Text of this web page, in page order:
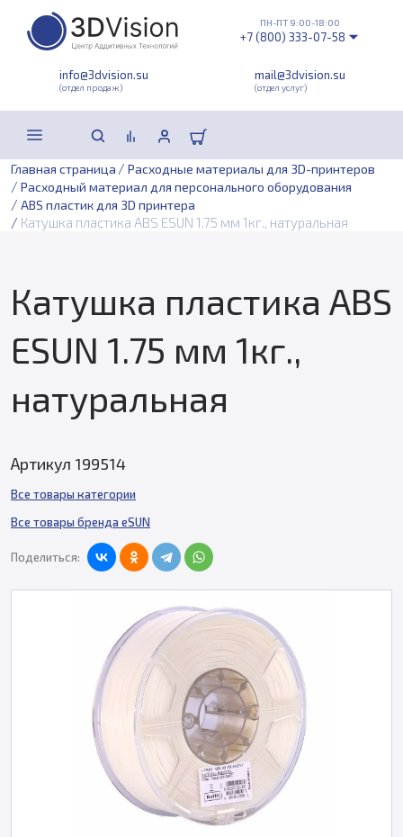
info@3dvision.su
(отдел продаж)
mail@3dvision.su
(отдел услуг)
ПН-ПТ 9:00-18:00
+7 (800) 333-07-58
Главная страница / Расходные материалы для 3D-принтеров
/ Расходный материал для персонального оборудования
/ ABS пластик для 3D принтера
/ Катушка пластика ABS ESUN 1.75 мм 1кг., натуральная
Катушка пластика ABS
ESUN 1.75 мм 1кг.,
натуральная
Артикул 199514
Все товары категории
Все товары бренда eSUN
Поделиться: